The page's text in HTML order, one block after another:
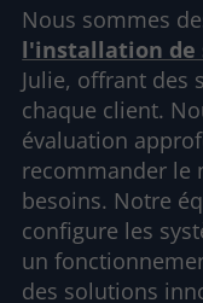
Nous sommes
l'installation de
Julie, offrant des
chaque client.
évaluation
recommander le
besoins. Notre
configure les
un
des solutions